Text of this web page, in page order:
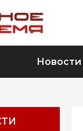
Новости